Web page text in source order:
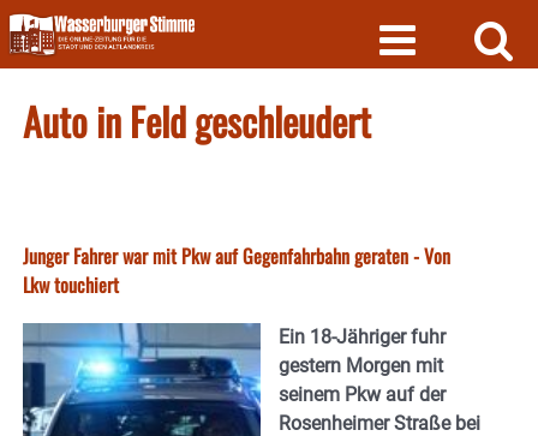
Skip
to
content
Auto in Feld geschleudert
Junger Fahrer war mit Pkw auf Gegenfahrbahn geraten - Von
Lkw touchiert
Ein 18-Jähriger fuhr
gestern Morgen mit
seinem Pkw auf der
Rosenheimer Straße bei